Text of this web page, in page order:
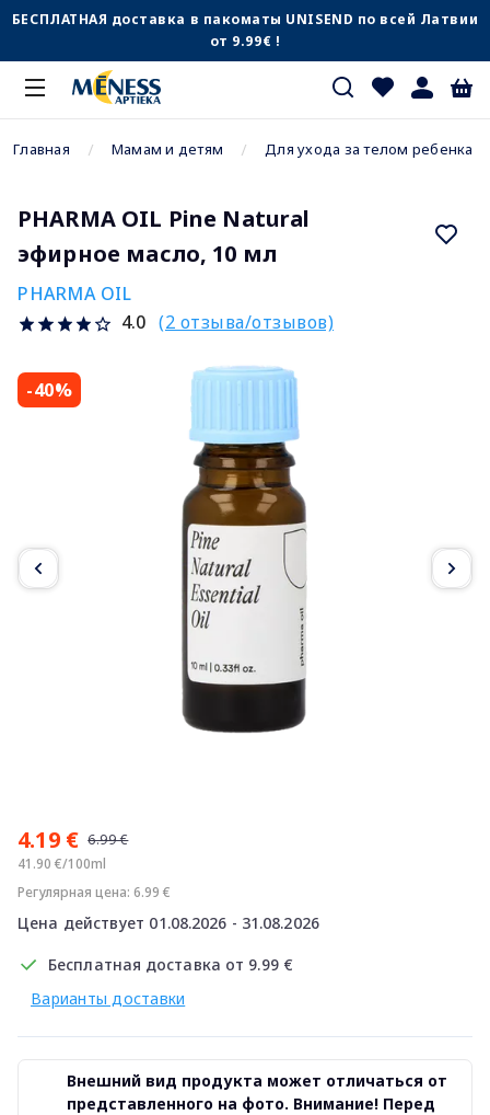
БЕСПЛАТНАЯ доставка в пакоматы UNISEND по всей Латвии
от 9.99€ !
Главная Мамам и детям Для ухода за телом ребенка
PHARMA OIL Pine Natural
эфирное масло, 10 мл
PHARMA OIL
4.0 (2 отзыва/отзывов)
-40%
4.19 € 6.99 €
41.90 €/100ml
Регулярная цена: 6.99 €
Цена действует 01.08.2026 - 31.08.2026
Бесплатная доставка от 9.99 €
Варианты доставки
Внешний вид продукта может отличаться от
представленного на фото. Внимание! Перед